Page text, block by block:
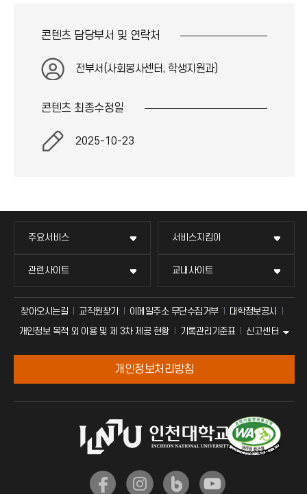
콘텐츠 담당부서 및 연락처
전부서(사회봉사센터, 학생지원과)
콘텐츠 최종수정일
2025-10-23
주요서비스 서비스지킴이
관련사이트 교내사이트
찾아오시는길 교직원찾기 이메일주소 무단수집거부
대학정보공시
개인정보 목적 외 이용 및 제 3차 제공 현황
기록관리기준표 신고센터
개인정보처리방침